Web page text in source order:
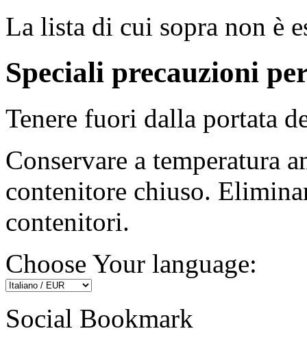
La lista di cui sopra non è
Speciali precauzioni
Tenere fuori dalla portata
Conservare a temperatura
contenitore chiuso.
contenitori.
Choose Your language:
Social Bookmark